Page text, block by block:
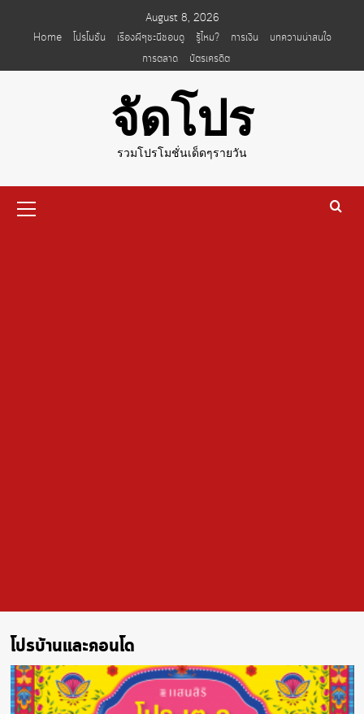
August 8, 2026
Home
โปรโมชั่น เรื่องผีๆชะนีชอบดู รู้ไหม? การเงิน
บทความน่าสนใจ
การตลาด
บัตรเครดิต
จัดโปร
รวมโปรโมชั่นเด็ดๆรายวัน
Menu
โปรบ้านและคอนโด